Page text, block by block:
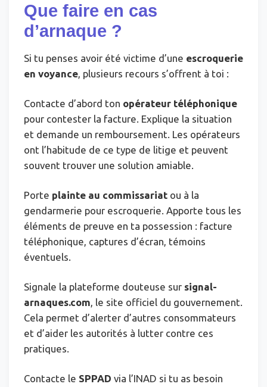
Que faire en cas
d’arnaque ?
Si tu penses avoir été victime d’une escroquerie
en voyance , plusieurs recours s’offrent à toi :
Contacte d’abord ton opérateur téléphonique
pour contester la facture. Explique la situation
et demande un remboursement. Les opérateurs
ont l’habitude de ce type de litige et peuvent
souvent trouver une solution amiable.
Porte plainte au commissariat ou à la
gendarmerie pour escroquerie. Apporte tous les
éléments de preuve en ta possession : facture
téléphonique, captures d’écran, témoins
éventuels.
Signale la plateforme douteuse sur signal-
arnaques.com , le site officiel du gouvernement.
Cela permet d’alerter d’autres consommateurs
et d’aider les autorités à lutter contre ces
pratiques.
Contacte le SPPAD via l’INAD si tu as besoin